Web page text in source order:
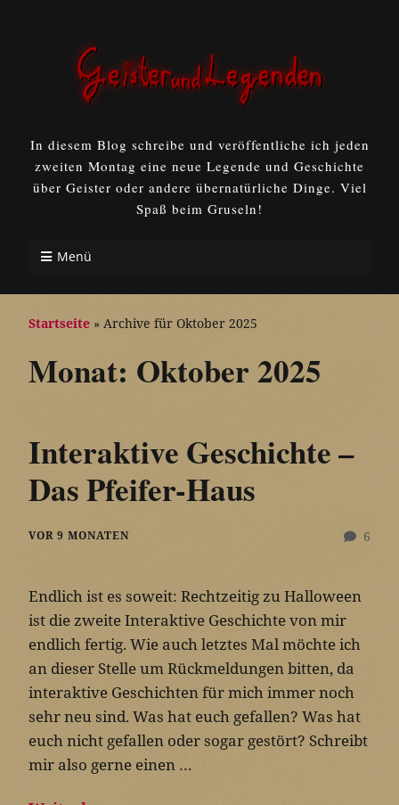
In diesem Blog schreibe und veröffentliche ich jeden
zweiten Montag eine neue Legende und Geschichte
über Geister oder andere übernatürliche Dinge. Viel
Spaß beim Gruseln!
Menü
Startseite » Archive für Oktober 2025
Monat: Oktober 2025
Interaktive Geschichte –
Das Pfeifer-Haus
6
VOR 9 MONATEN
Endlich ist es soweit: Rechtzeitig zu Halloween
ist die zweite Interaktive Geschichte von mir
endlich fertig. Wie auch letztes Mal möchte ich
an dieser Stelle um Rückmeldungen bitten, da
interaktive Geschichten für mich immer noch
sehr neu sind. Was hat euch gefallen? Was hat
euch nicht gefallen oder sogar gestört? Schreibt
mir also gerne einen …